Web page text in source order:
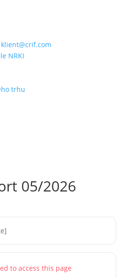
klient@crif.com
NRKI
trhu
05/2026
to access this page